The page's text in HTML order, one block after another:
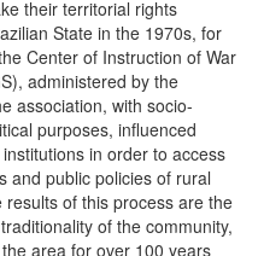
their territorial rights
State in the 1970s, for
Center of Instruction of War
administered by the
association, with socio-
purposes, influenced
in order to access
and public policies of rural
of this process are the
of the community,
area for over 100 years